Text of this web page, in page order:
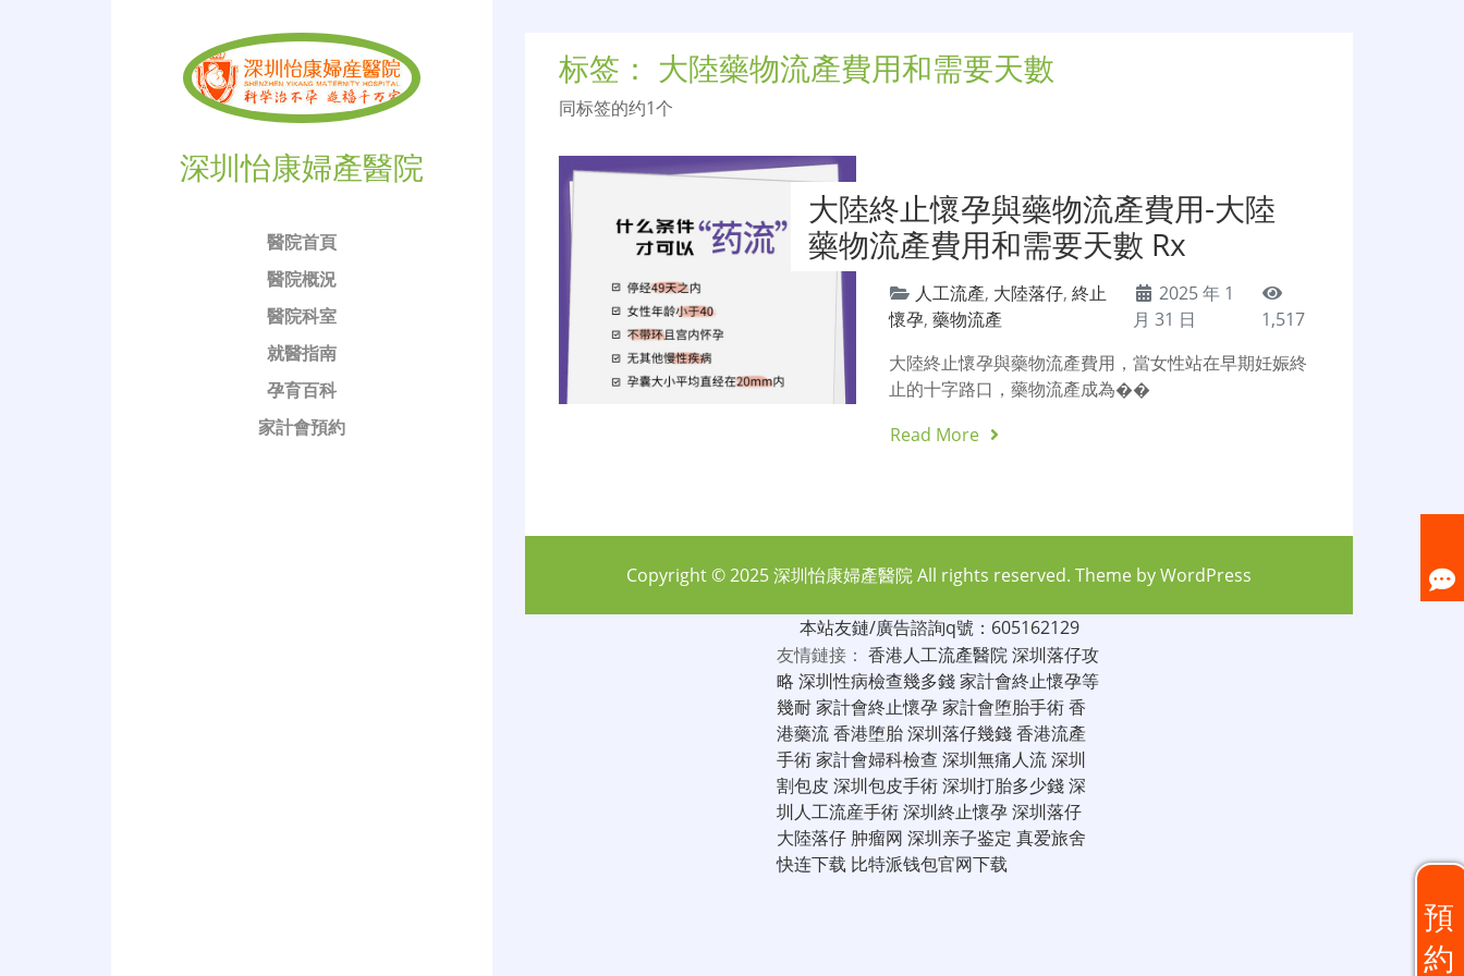
深圳怡康婦產醫院
醫院首頁
醫院概況
醫院科室
就醫指南
孕育百科
家計會預約
标签： 大陸藥物流產費用和需要天數
同标签的约1个
大陸終止懷孕與藥物流產費用-大陸
藥物流產費用和需要天數 Rx
人工流產, 大陸落仔,終止
懷孕,藥物流產
2025 年 1
月 31 日
1,517
大陸終止懷孕與藥物流產費用，當女性站在早期妊娠終
止的十字路口，藥物流產成為��
Read More
預
約
Copyright © 2025深圳怡康婦產醫院All rights reserved. Theme byWordPress
本站友鏈/廣告諮詢q號：605162129
友情鏈接： 香港人工流產醫院深圳落仔攻
略 深圳性病檢查幾多錢家計會終止懷孕等
幾耐家計會終止懷孕家計會堕胎手術香
港藥流香港堕胎深圳落仔幾錢香港流產
手術家計會婦科檢查 深圳無痛人流深圳
割包皮 深圳包皮手術深圳打胎多少錢深
圳人工流産手術深圳終止懷孕深圳落仔
大陸落仔 肿瘤网 深圳亲子鉴定 真爱旅舍
快连下载 比特派钱包官网下载